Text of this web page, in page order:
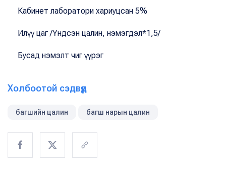
Кабинет лаборатори хариуцсан 5%
Илүү цаг /Үндсэн цалин, нэмэгдэл*1,5/
Бусад нэмэлт чиг үүрэг
Холбоотой сэдвүүд
багшийн цалин багш нарын цалин